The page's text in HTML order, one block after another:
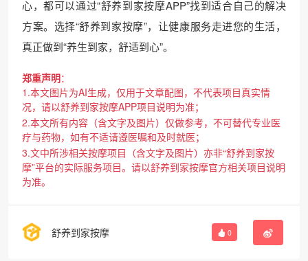
心，都可以通过“舒养到家按摩APP”找到适合自己的解决
方案。选择“舒养到家按摩”，让健康服务走进您的生活，
真正做到“养生到家，舒适到心”。
郑重声明：
1.本文图片为AI生成，仅用于文章配图，不代表项目真实情
况，请以舒养到家按摩APP项目说明为准；
2.本文所有内容（含文字及图片）仅做参考，不可替代专业医
疗与药物，如有不适请遵医嘱和及时就医；
3.文中所涉相关按摩项目（含文字及图片）亦非“舒养到家按
摩”平台的实际服务项目。请以舒养到家按摩官方相关项目说明
为准。
舒养到家按摩 0